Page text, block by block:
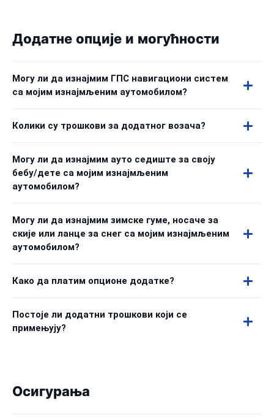
Додатне опције и могућности
Могу ли да изнајмим ГПС навигациони систем
са мојим изнајмљеним аутомобилом?
Колики су трошкови за додатног возача?
Могу ли да изнајмим ауто седиште за своју
бебу/дете са мојим изнајмљеним
аутомобилом?
Могу ли да изнајмим зимске гуме, носаче за
скије или ланце за снег са мојим изнајмљеним
аутомобилом?
Како да платим опционе додатке?
Постоје ли додатни трошкови који се
примењују?
Осигурања